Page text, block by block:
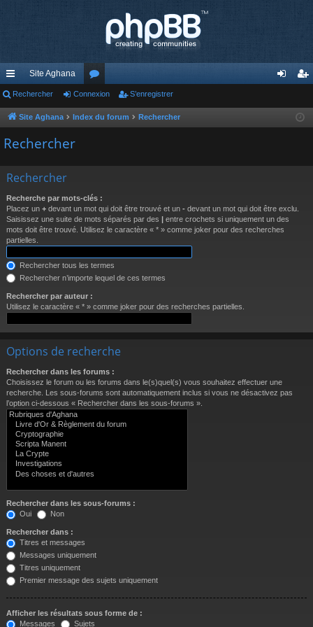
cc
ès
ra
de
Site Aghana
or
u nr
Rechercher Connexion S’enregistrer
Site Aghana Index du forum Rechercher
Rechercher
Rechercher
Recherche par mots-clés :
Placez un + devant un mot qui doit être trouvé et un - devant un mot qui doit être exclu.
Saisissez une suite de mots séparés par des | entre crochets si uniquement un des
mots doit être trouvé. Utilisez le caractère « * » comme joker pour des recherches
partielles.
Rechercher tous les termes
Rechercher n’importe lequel de ces termes
Rechercher par auteur :
Utilisez le caractère « * » comme joker pour des recherches partielles.
Options de recherche
Rechercher dans les forums :
Choisissez le forum ou les forums dans le(s)quel(s) vous souhaitez effectuer une
recherche. Les sous-forums sont automatiquement inclus si vous ne désactivez pas
l’option ci-dessous « Rechercher dans les sous-forums ».
Rechercher dans les sous-forums :
Oui
Non
Rechercher dans :
Titres et messages
Messages uniquement
Titres uniquement
Premier message des sujets uniquement
Afficher les résultats sous forme de :
Messages
Sujets